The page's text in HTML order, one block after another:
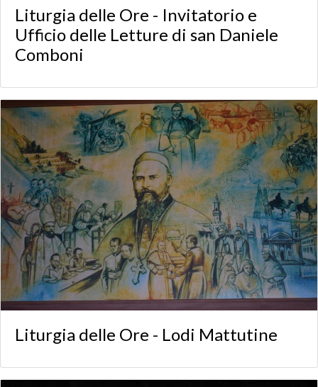
Liturgia delle Ore - Invitatorio e
Ufficio delle Letture di san Daniele
Comboni
Liturgia delle Ore - Lodi Mattutine